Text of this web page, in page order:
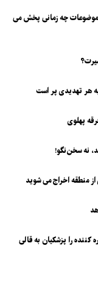
موضوعات چه زمانی پخش می
هر تهدیدی پر است
پهلوی
نه سخن‌نگو!
منطقه اخراج می شوید
را پزشکیان به قالی